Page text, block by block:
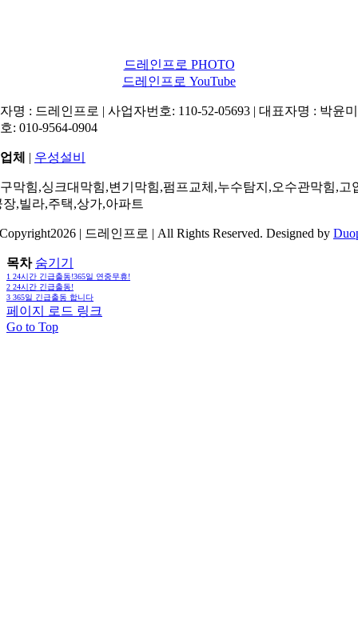
드레인프로 PHOTO
드레인프로 YouTube
명 : 드레인프로 | 사업자번호: 110-52-05693 | 대표자명 : 박윤
: 010-9564-0904
체 | 우성설비
막힘,싱크대막힘,변기막힘,펌프교체,누수탐지,오수관막힘,고
장,빌라,주택,상가,아파트
| 드레인프로 | All Rights Reserved. Designed by
목차 숨기기
1 24시간 긴급출동!365일 연중무휴!
2 24시간 긴급출동!
3 365일 긴급출동 합니다
페이지 로드 링크
Go to Top